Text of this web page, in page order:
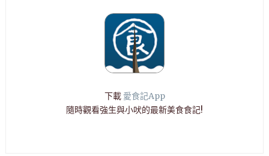
下載 愛食記App
隨時觀看強生與小吠的最新美食食記!